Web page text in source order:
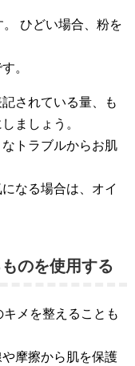
ひどい場合、粉を
。
されている量、も
ましょう。
トラブルからお肌
なる場合は、オイ
のを使用する
メを整えることも
摩擦から肌を保護